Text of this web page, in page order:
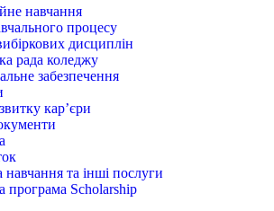
навчання
процесу
дисциплін
рада коледжу
забезпечення
кар’єри
навчання та інші послуги
програма Scholarship